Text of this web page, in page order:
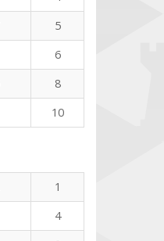
5
6
8
10
1
4